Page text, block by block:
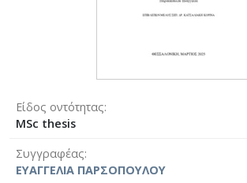
Είδος οντότητας
MSc thesis
Συγγραφέας
ΕΥΑΓΓΕΛΙΑ ΠΑΡΣΟΠΟΥΛΟΥ